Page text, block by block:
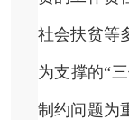
社会扶贫等
为支撑的“
制约问题为